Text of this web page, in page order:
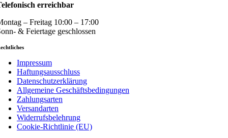
erreichbar
– Freitag 10:00 – 17:00
& Feiertage geschlossen
Impressum
Haftungsausschluss
Datenschutzerklärung
Allgemeine Geschäftsbedingungen
Zahlungsarten
Versandarten
Widerrufsbelehrung
Cookie-Richtlinie (EU)